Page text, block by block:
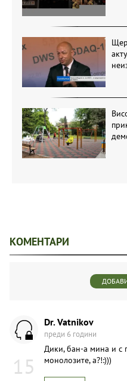
КОМЕНТАРИ
15
Dr. Vatnikov
преди 6 години
Дики, бан-а мина и с
монолозите, а?!:)))